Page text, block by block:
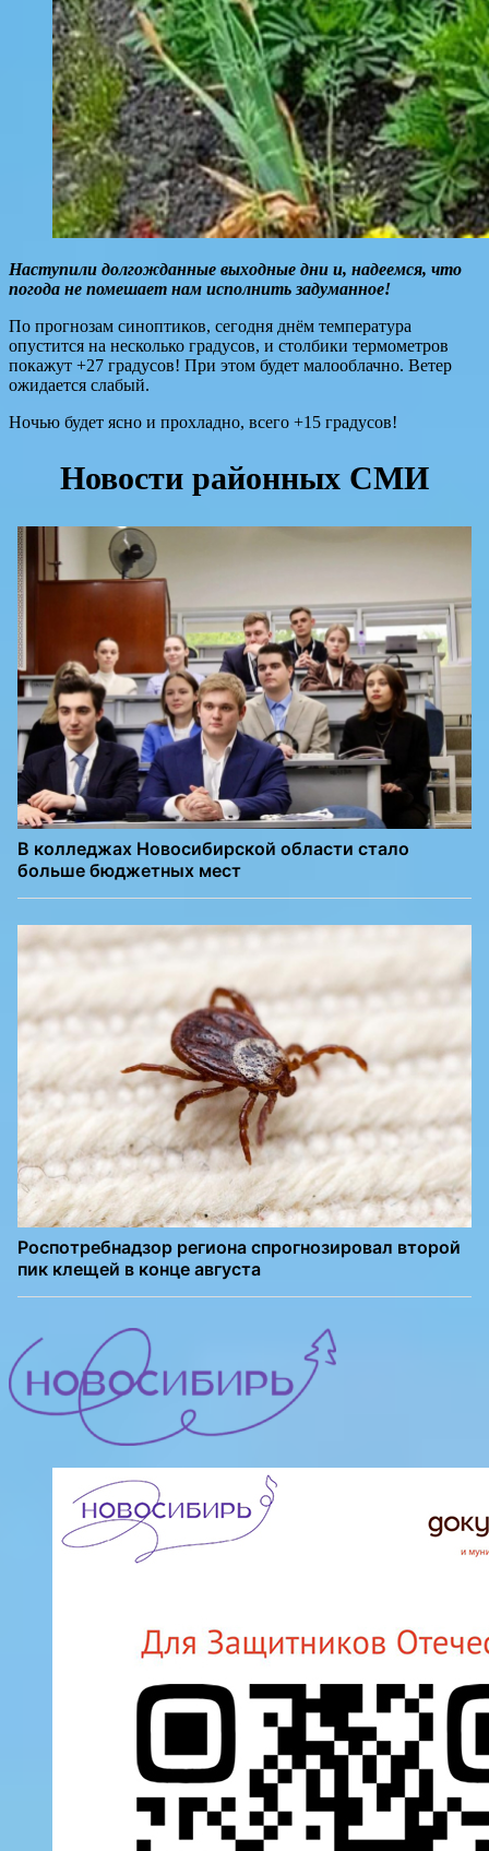
Наступили долгожданные выходные дни и, надеемся, что
погода не помешает нам исполнить задуманное!
По прогнозам синоптиков, сегодня днём температура
опустится на несколько градусов, и столбики термометров
покажут +27 градусов! При этом будет малооблачно. Ветер
ожидается слабый.
Ночью будет ясно и прохладно, всего +15 градусов!